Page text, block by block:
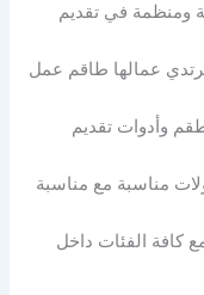
ومنظمة في تقديم
عمالها طاقم عمل
وأدوات تقديم
مناسبة مع مناسبة
الفئات داخل